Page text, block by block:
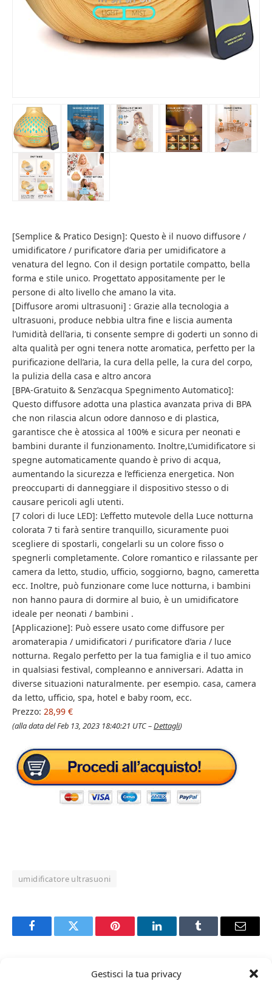
Gestisci la tua privacy
[Semplice & Pratico Design]: Questo è il nuovo diffusore /
umidificatore / purificatore d’aria per umidificatore a
venatura del legno. Con il design portatile compatto, bella
forma e stile unico. Progettato appositamente per le
persone di alto livello che amano la vita.
[Diffusore aromi ultrasuoni] : Grazie alla tecnologia a
ultrasuoni, produce nebbia ultra fine e liscia aumenta
l’umidità dell’aria, ti consente sempre di goderti un sonno di
alta qualità per ogni tenera notte aromatica, perfetto per la
purificazione dell’aria, la cura della pelle, la cura del corpo,
la pulizia della casa e altro ancora
[BPA-Gratuito & Senz’acqua Spegnimento Automatico]:
Questo diffusore adotta una plastica avanzata priva di BPA
che non rilascia alcun odore dannoso e di plastica,
garantisce che è atossica al 100% e sicura per neonati e
bambini durante il funzionamento. Inoltre,L’umidificatore si
spegne automaticamente quando è privo di acqua,
aumentando la sicurezza e l’efficienza energetica. Non
preoccuparti di danneggiare il dispositivo stesso o di
causare pericoli agli utenti.
[7 colori di luce LED]: L’effetto mutevole della Luce notturna
colorata 7 ti farà sentire tranquillo, sicuramente puoi
scegliere di spostarli, congelarli su un colore fisso o
spegnerli completamente. Colore romantico e rilassante per
camera da letto, studio, ufficio, soggiorno, bagno, cameretta
ecc. Inoltre, può funzionare come luce notturna, i bambini
non hanno paura di dormire al buio, è un umidificatore
ideale per neonati / bambini .
[Applicazione]: Può essere usato come diffusore per
aromaterapia / umidificatori / purificatore d’aria / luce
notturna. Regalo perfetto per la tua famiglia e il tuo amico
in qualsiasi festival, compleanno e anniversari. Adatta in
diverse situazioni naturalmente. per esempio. casa, camera
da letto, ufficio, spa, hotel e baby room, ecc.
Prezzo: 28,99 €
(alla data del Feb 13, 2023 18:40:21 UTC –Dettagli)
umidificatore ultrasuoni
FacebookTwitter Pinterest LinkedInTumblr Email